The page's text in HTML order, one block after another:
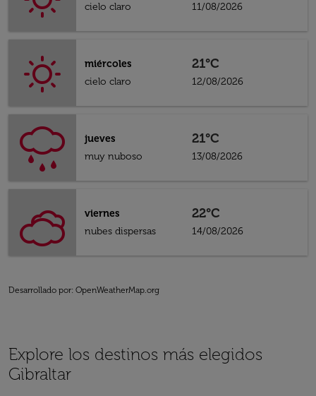
cielo claro
11/08/2026
miércoles
cielo claro
21°C
12/08/2026
jueves
muy nuboso
21°C
13/08/2026
viernes
nubes dispersas
22°C
14/08/2026
Desarrollado por: OpenWeatherMap.org
Explore los destinos más elegidos
Gibraltar